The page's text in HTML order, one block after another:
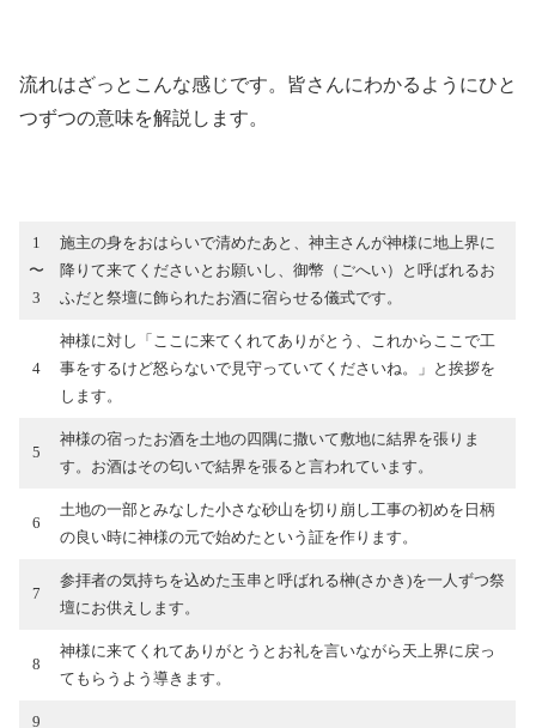
流れはざっとこんな感じです。皆さんにわかるようにひと
つずつの意味を解説します。
1
〜
3
施主の身をおはらいで清めたあと、神主さんが神様に地上界に
降りて来てくださいとお願いし、御幣（ごへい）と呼ばれるお
ふだと祭壇に飾られたお酒に宿らせる儀式です。
4
神様に対し「ここに来てくれてありがとう、これからここで工
事をするけど怒らないで見守っていてくださいね。」と挨拶を
します。
5
神様の宿ったお酒を土地の四隅に撒いて敷地に結界を張りま
す。お酒はその匂いで結界を張ると言われています。
6
土地の一部とみなした小さな砂山を切り崩し工事の初めを日柄
の良い時に神様の元で始めたという証を作ります。
7
参拝者の気持ちを込めた玉串と呼ばれる榊(さかき)を一人ずつ祭
壇にお供えします。
8
神様に来てくれてありがとうとお礼を言いながら天上界に戻っ
てもらうよう導きます。
9